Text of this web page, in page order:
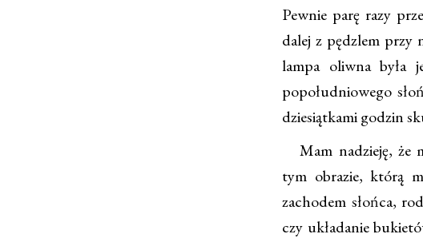
Pewnie parę razy
dalej z pędzlem przy
lampa oliwna była
popołudniowego
dziesiątkami godzin
Mam nadzieję, że
tym obrazie, którą
zachodem słońca,
czy układanie